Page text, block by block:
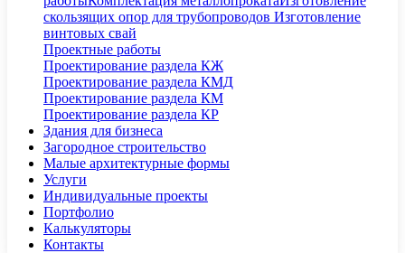
скользящих опор для трубопроводов Изготовление
винтовых свай
Проектные работы
Проектирование раздела КЖ
Проектирование раздела КМД
Проектирование раздела КМ
Проектирование раздела КР
Здания для бизнеса
Загородное строительство
Малые архитектурные формы
Услуги
Индивидуальные проекты
Портфолио
Калькуляторы
Контакты